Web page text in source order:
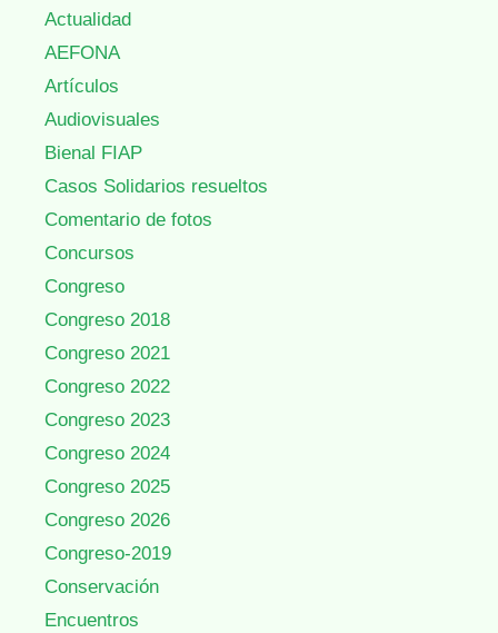
Actualidad
AEFONA
Artículos
Audiovisuales
Bienal FIAP
Casos Solidarios resueltos
Comentario de fotos
Concursos
Congreso
Congreso 2018
Congreso 2021
Congreso 2022
Congreso 2023
Congreso 2024
Congreso 2025
Congreso 2026
Congreso-2019
Conservación
Encuentros